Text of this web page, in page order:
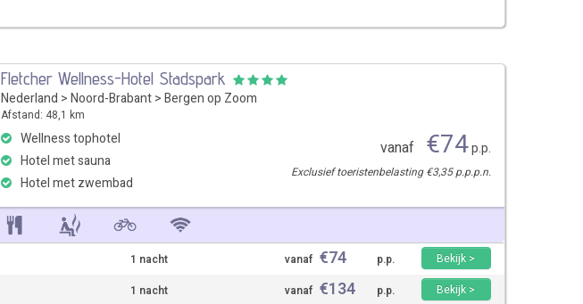
Fletcher Wellness-Hotel Stadspark
Nederland > Noord-Brabant> Bergen op Zoom
Afstand: 48,1 km
Wellness tophotel
Hotel met sauna
Hotel met zwembad
vanaf €74p.p.
Exclusief toeristenbelasting €3,35 p.p.p.n.
1 nacht vanaf €74 p.p.
Bekijk >
1 nacht vanaf €134 p.p.
Bekijk >